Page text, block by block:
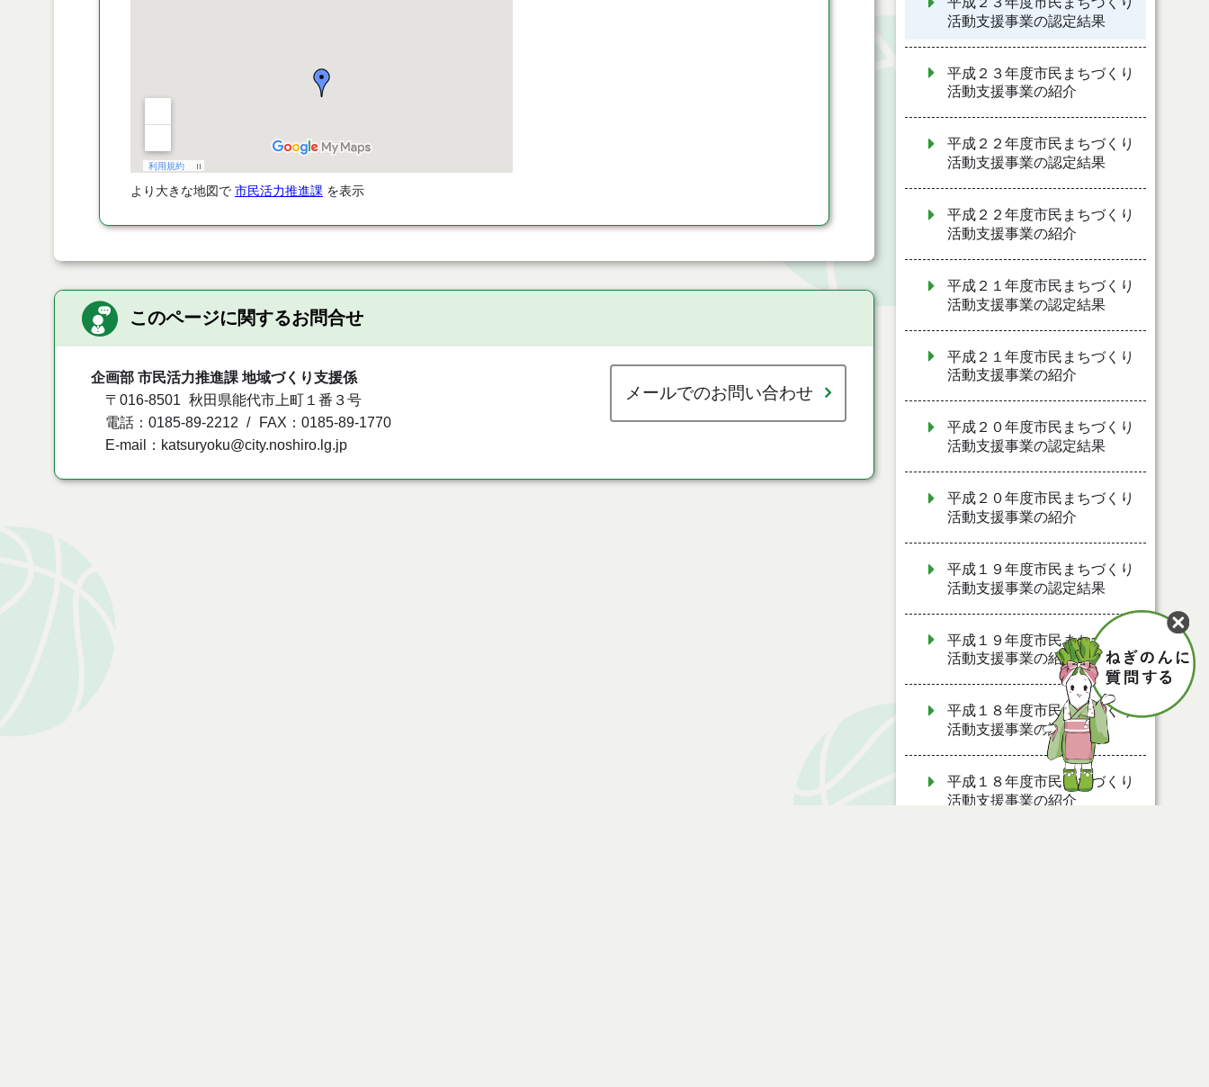
より大きな地図で 市民活力推進課 を表示
このページに関するお問合せ
企画部 市民活力推進課 地域づくり支援係
〒016-8501 秋田県能代市上町１番３号
電話：0185-89-2212
FAX：0185-89-1770
E-mail：katsuryoku@city.noshiro.lg.jp
メールでのお問い合わせ
活動支援事業の認定結果
平成２３年度市民まちづくり
活動支援事業の紹介
平成２２年度市民まちづくり
活動支援事業の認定結果
平成２２年度市民まちづくり
活動支援事業の紹介
平成２１年度市民まちづくり
活動支援事業の認定結果
平成２１年度市民まちづくり
活動支援事業の紹介
平成２０年度市民まちづくり
活動支援事業の認定結果
平成２０年度市民まちづくり
活動支援事業の紹介
平成１９年度市民まちづくり
活動支援事業の認定結果
平成１９年度市民まちづくり
活動支援事業の紹介
平成１８年度市民まちづくり
活動支援事業の認定結果
平成１８年度市民まちづくり
活動支援事業の紹介